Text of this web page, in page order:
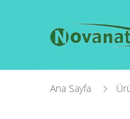
Ana Sayfa